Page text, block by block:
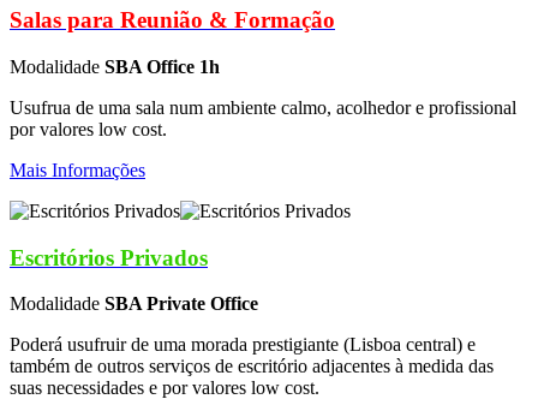
Salas para Reunião & Formação
Modalidade SBA Office 1h
Usufrua de uma sala num ambiente calmo, acolhedor e profissional
por valores low cost.
Mais Informações
Escritórios Privados
Modalidade SBA Private Office
Poderá usufruir de uma morada prestigiante (Lisboa central) e
também de outros serviços de escritório adjacentes à medida das
suas necessidades e por valores low cost.